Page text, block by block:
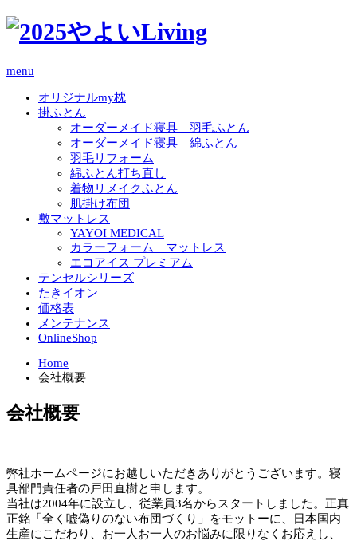
menu
オリジナルmy枕
掛ふとん
オーダーメイド寝具 羽毛ふとん
オーダーメイド寝具 綿ふとん
羽毛リフォーム
綿ふとん打ち直し
着物リメイクふとん
肌掛け布団
敷マットレス
YAYOI MEDICAL
カラーフォーム マットレス
エコアイス プレミアム
テンセルシリーズ
たきイオン
価格表
メンテナンス
OnlineShop
Home
会社概要
会社概要
弊社ホームページにお越しいただきありがとうございます。寝
具部門責任者の戸田直樹と申します。
当社は2004年に設立し、従業員3名からスタートしました。正真
正銘「全く嘘偽りのない布団づくり」をモットーに、日本国内
生産にこだわり、お一人お一人のお悩みに限りなくお応えし、